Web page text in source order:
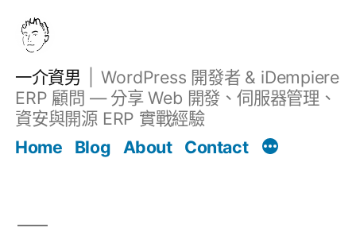
一介資男
WordPress 開發者 & iDempiere
ERP 顧問 — 分享 Web 開發、伺服器管理、
資安與開源 ERP 實戰經驗
Home
Blog About Contact
文章